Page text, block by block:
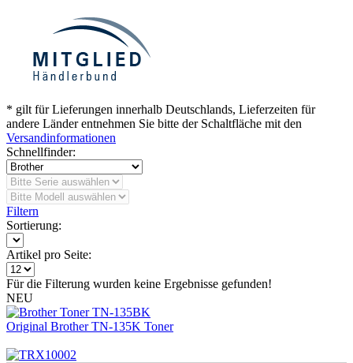
* gilt für Lieferungen innerhalb Deutschlands, Lieferzeiten für
andere Länder entnehmen Sie bitte der Schaltfläche mit den
Versandinformationen
Schnellfinder:
Filtern
Sortierung:
Artikel pro Seite:
Für die Filterung wurden keine Ergebnisse gefunden!
NEU
Original Brother TN-135K Toner